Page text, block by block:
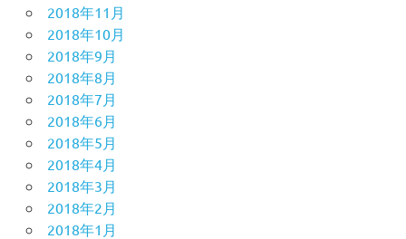
2018年11月
2018年10月
2018年9月
2018年8月
2018年7月
2018年6月
2018年5月
2018年4月
2018年3月
2018年2月
2018年1月